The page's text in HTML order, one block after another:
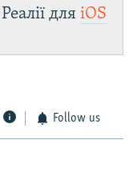
для iOS
Follow us